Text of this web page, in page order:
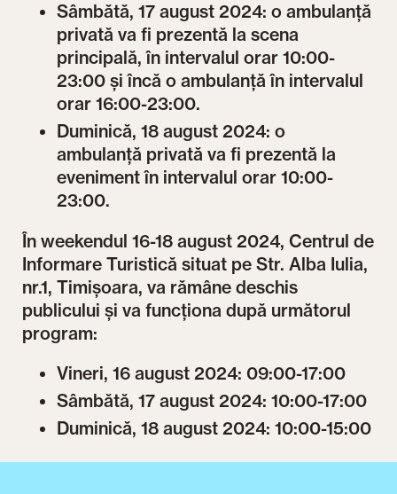
Sâmbătă, 17 august 2024: o ambulanță
privată va fi prezentă la scena
principală, în intervalul orar 10:00-
23:00 și încă o ambulanță în intervalul
orar 16:00-23:00.
Duminică, 18 august 2024: o
ambulanță privată va fi prezentă la
eveniment în intervalul orar 10:00-
23:00.
În weekendul 16-18 august 2024, Centrul de
Informare Turistică situat pe Str. Alba Iulia,
nr.1, Timișoara, va rămâne deschis
publicului și va funcționa după următorul
program:
Vineri, 16 august 2024: 09:00-17:00
Sâmbătă, 17 august 2024: 10:00-17:00
Duminică, 18 august 2024: 10:00-15:00